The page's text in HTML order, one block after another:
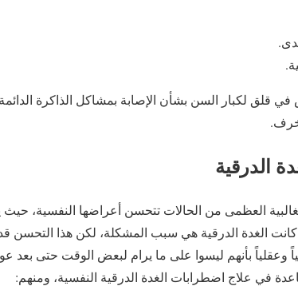
قلق لكبار السن بشأن الإصابة بمشاكل الذاكرة
الدرقية
العظمى من الحالات تتحسن أعراضها النفسية،
كانت الغدة الدرقية هي سبب المشكلة، لكن هذا التحسن
وعقلياً بأنهم ليسوا على ما يرام لبعض الوقت حتى بعد
في علاج اضطرابات الغدة الدرقية النفسية، ومنهم: